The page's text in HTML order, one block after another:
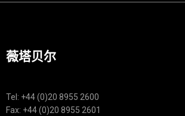
薇塔贝尔
Tel: +44 (0)20 8955 2600
Fax: +44 (0)20 8955 2601